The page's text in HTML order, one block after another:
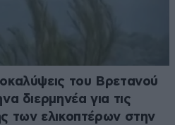
του Βρετανού
διερμηνέα για τις
των ελικοπτέρων στην